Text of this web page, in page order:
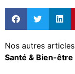
Nos autres articles
Santé & Bien-être